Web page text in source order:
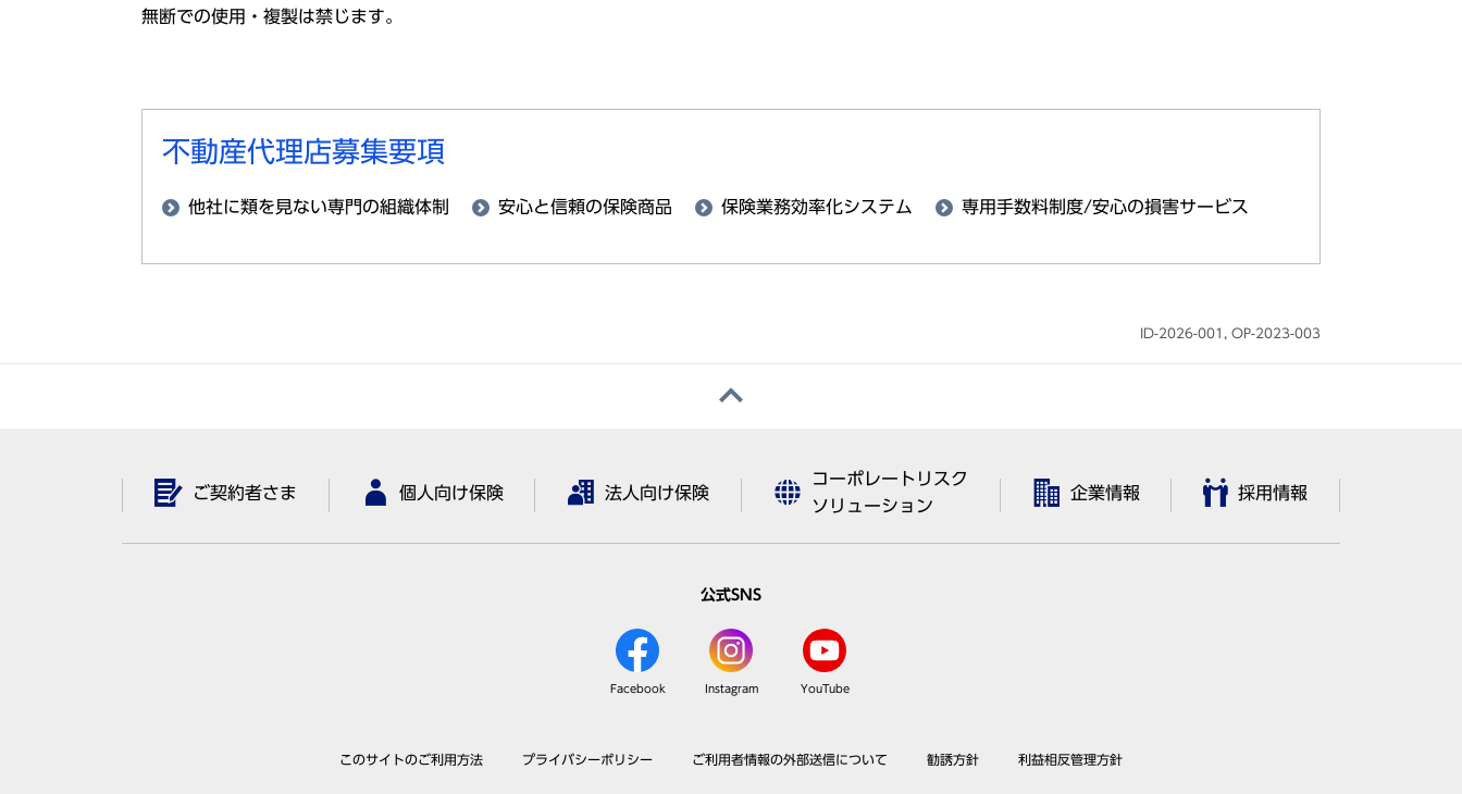
無断での使用・複製は禁じます。
不動産代理店募集要項
他社に類を見ない専門の組織体制 安心と信頼の保険商品 保険業務効率化システム 専用手数料制度/安心の損害サービス
ID-2026-001, OP-2023-003
ご契約者さま 個人向け保険 法人向け保険
コーポレートリスク
ソリューション
企業情報 採用情報
公式SNS
Facebook Instagram YouTube
このサイトのご利用方法 プライバシーポリシー ご利用者情報の外部送信について 勧誘方針 利益相反管理方針